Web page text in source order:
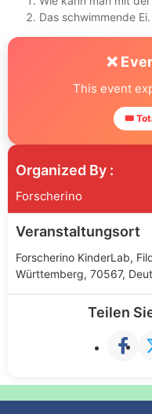
Das schwimmende Ei.
❌
This event
🎟
Organized By :
Forscherino
Veranstaltungsort
Forscherino KinderLab,
Württemberg, 70567,
Teilen